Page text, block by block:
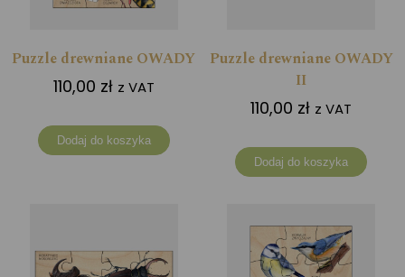
Puzzle drewniane OWADY
110,00 zł z VAT
Dodaj do koszyka
Puzzle drewniane OWADY
II
110,00 zł z VAT
Dodaj do koszyka